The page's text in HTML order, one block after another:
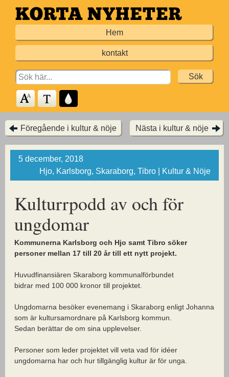
Hoppa
till
Hem
kontakt
Search
for:
Föregående i kultur & nöje Nästa i kultur & nöje
5 december, 2018
Hjo, Karlsborg, Skaraborg, Tibro | Kultur & Nöje
Kulturrpodd av och för
ungdomar
Kommunerna Karlsborg och Hjo samt Tibro söker
personer mellan 17 till 20 år till ett nytt projekt.
Huvudfinansiären Skaraborg kommunalförbundet
bidrar med 100 000 kronor till projektet.
Ungdomarna besöker evenemang i Skaraborg enligt Johanna
som är kultursamordnare på Karlsborg kommun.
Sedan berättar de om sina upplevelser.
Personer som leder projektet vill veta vad för idéer
ungdomarna har och hur tillgänglig kultur är för unga.